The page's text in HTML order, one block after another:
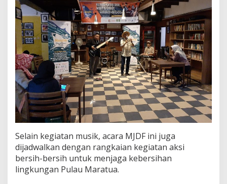
Selain kegiatan musik, acara MJDF ini juga
dijadwalkan dengan rangkaian kegiatan aksi
bersih-bersih untuk menjaga kebersihan
lingkungan Pulau Maratua.